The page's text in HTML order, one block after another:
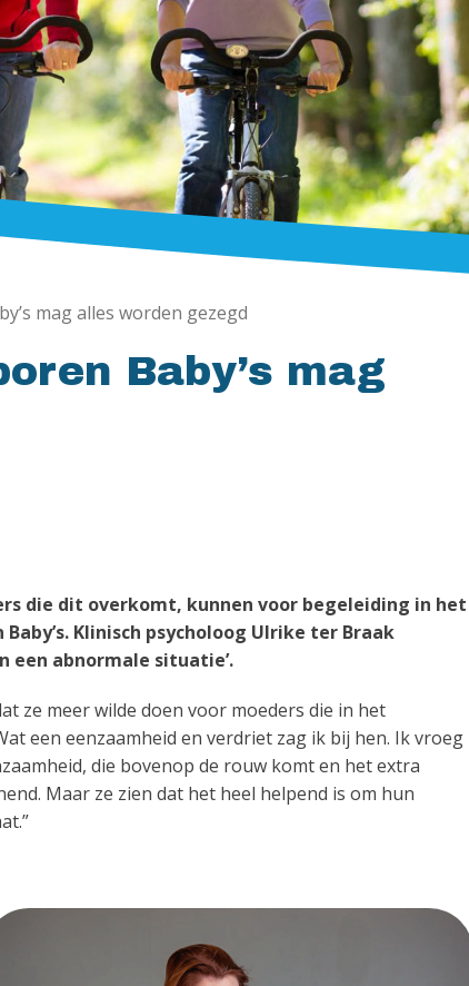
mag alles worden gezegd
Baby’s mag
die dit overkomt, kunnen voor begeleiding in het
Klinisch psycholoog Ulrike ter Braak
een abnormale situatie’.
ze meer wilde doen voor moeders die in het
een eenzaamheid en verdriet zag ik bij hen. Ik vroeg
die bovenop de rouw komt en het extra
Maar ze zien dat het heel helpend is om hun